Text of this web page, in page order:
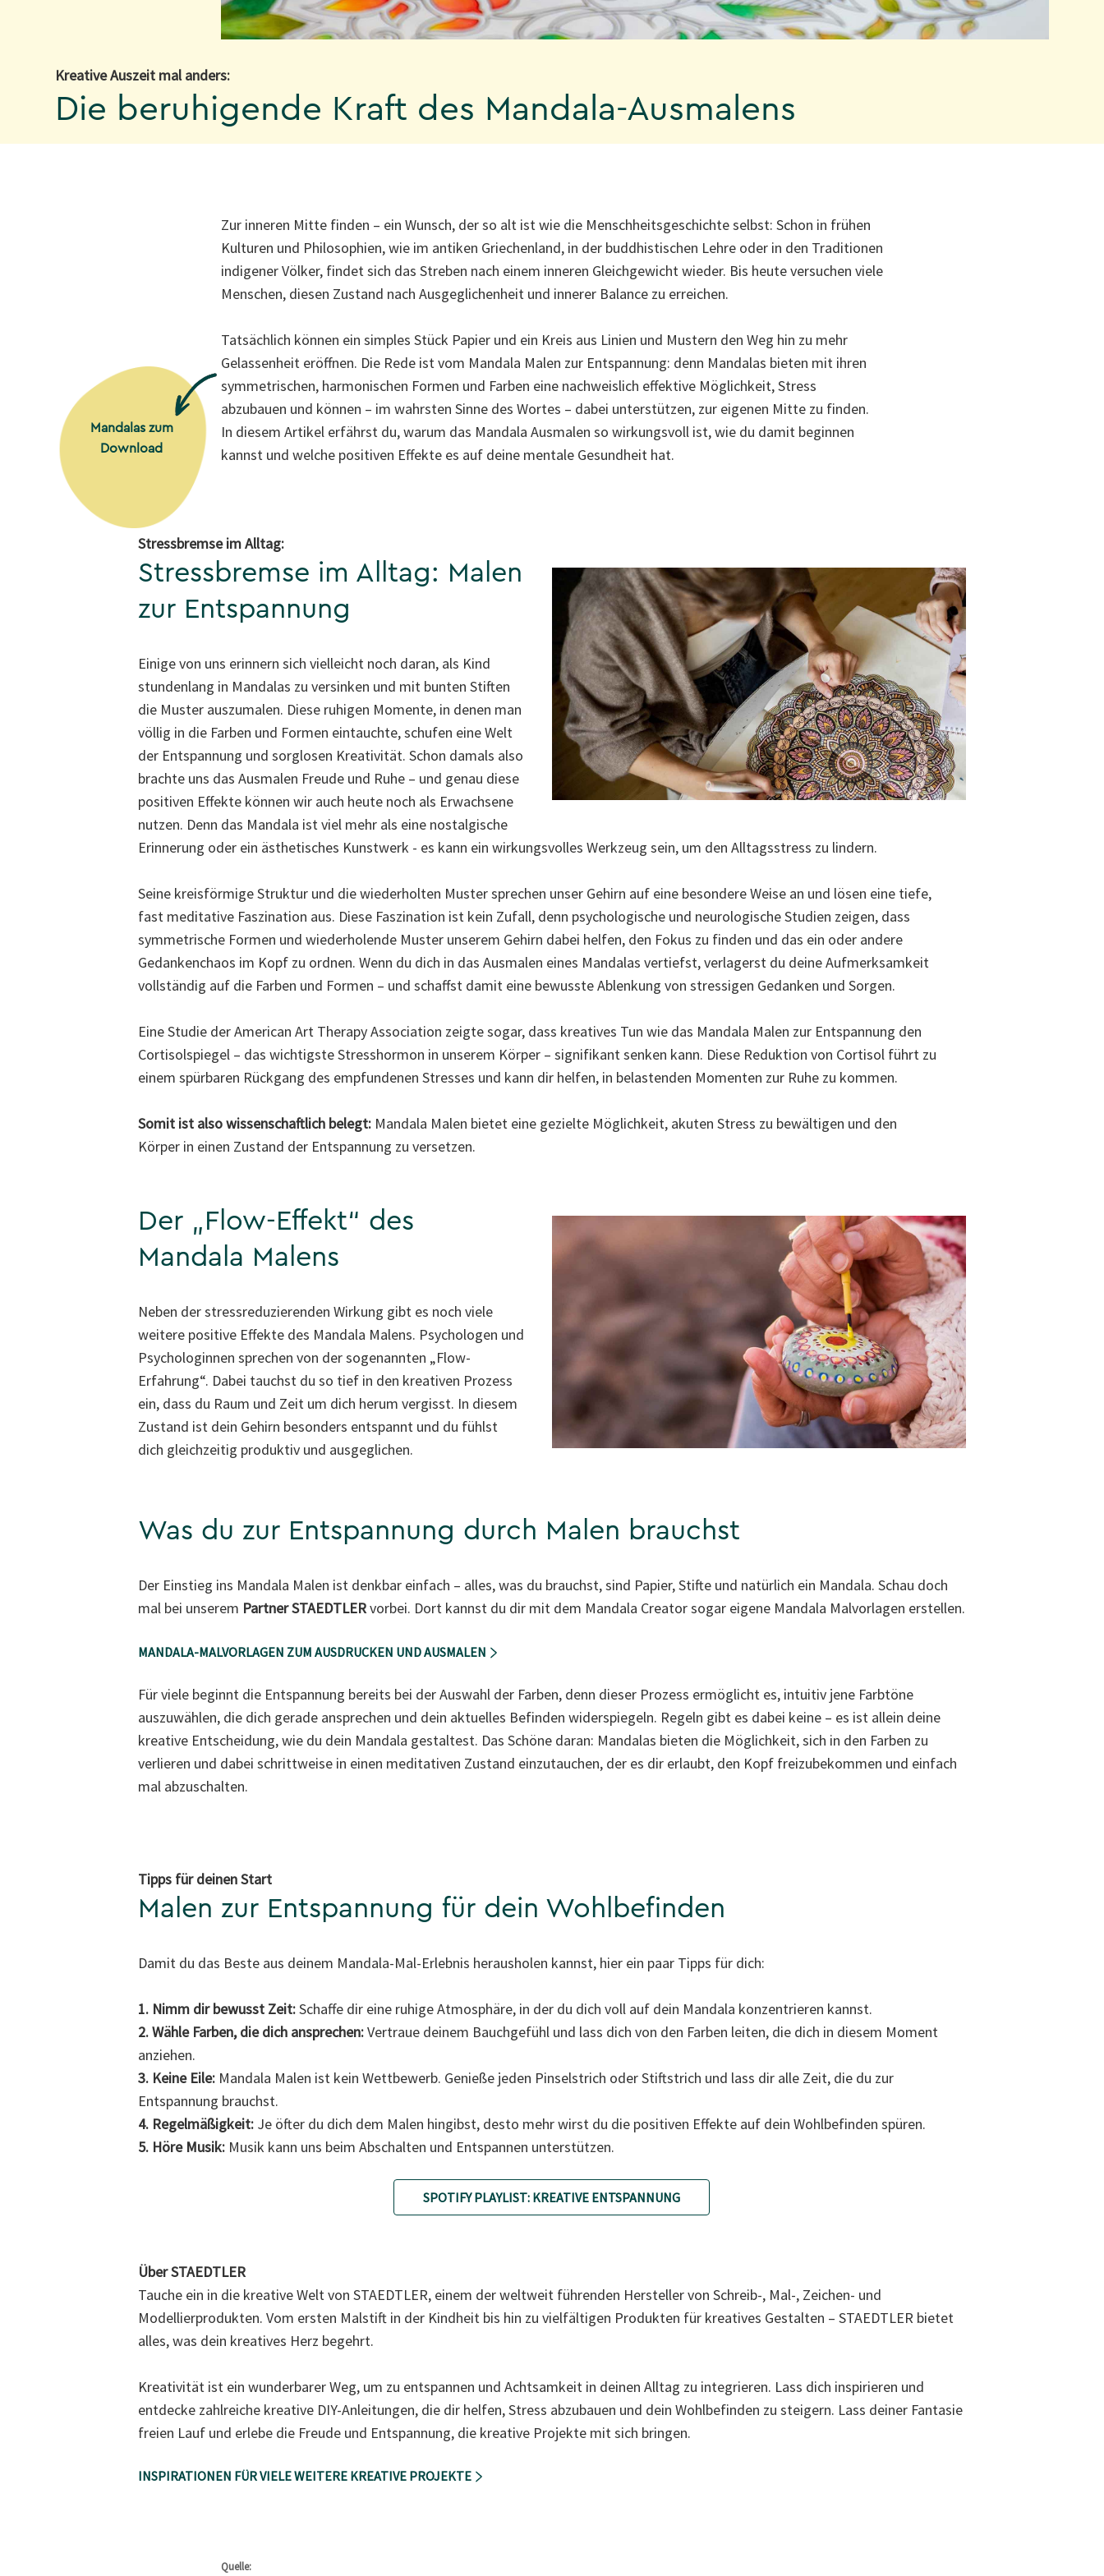
Kreative Auszeit mal anders:
Die beruhigende Kraft des Mandala-Ausmalens
Zur inneren Mitte finden – ein Wunsch, der so alt ist wie die Menschheitsgeschichte selbst: Schon in frühen
Kulturen und Philosophien, wie im antiken Griechenland, in der buddhistischen Lehre oder in den Traditionen
indigener Völker, findet sich das Streben nach einem inneren Gleichgewicht wieder. Bis heute versuchen viele
Menschen, diesen Zustand nach Ausgeglichenheit und innerer Balance zu erreichen.
Tatsächlich können ein simples Stück Papier und ein Kreis aus Linien und Mustern den Weg hin zu mehr
Gelassenheit eröffnen. Die Rede ist vom Mandala Malen zur Entspannung: denn Mandalas bieten mit ihren
symmetrischen, harmonischen Formen und Farben eine nachweislich effektive Möglichkeit, Stress
abzubauen und können – im wahrsten Sinne des Wortes – dabei unterstützen, zur eigenen Mitte zu finden.
In diesem Artikel erfährst du, warum das Mandala Ausmalen so wirkungsvoll ist, wie du damit beginnen
kannst und welche positiven Effekte es auf deine mentale Gesundheit hat.
Mandalas zum
Download
Stressbremse im Alltag:
Stressbremse im Alltag: Malen
zur Entspannung
Einige von uns erinnern sich vielleicht noch daran, als Kind
stundenlang in Mandalas zu versinken und mit bunten Stiften
die Muster auszumalen. Diese ruhigen Momente, in denen man
völlig in die Farben und Formen eintauchte, schufen eine Welt
der Entspannung und sorglosen Kreativität. Schon damals also
brachte uns das Ausmalen Freude und Ruhe – und genau diese
positiven Effekte können wir auch heute noch als Erwachsene
nutzen. Denn das Mandala ist viel mehr als eine nostalgische
Erinnerung oder ein ästhetisches Kunstwerk - es kann ein wirkungsvolles Werkzeug sein, um den Alltagsstress zu lindern.
Seine kreisförmige Struktur und die wiederholten Muster sprechen unser Gehirn auf eine besondere Weise an und lösen eine tiefe,
fast meditative Faszination aus. Diese Faszination ist kein Zufall, denn psychologische und neurologische Studien zeigen, dass
symmetrische Formen und wiederholende Muster unserem Gehirn dabei helfen, den Fokus zu finden und das ein oder andere
Gedankenchaos im Kopf zu ordnen. Wenn du dich in das Ausmalen eines Mandalas vertiefst, verlagerst du deine Aufmerksamkeit
vollständig auf die Farben und Formen – und schaffst damit eine bewusste Ablenkung von stressigen Gedanken und Sorgen.
Eine Studie der American Art Therapy Association zeigte sogar, dass kreatives Tun wie das Mandala Malen zur Entspannung den
Cortisolspiegel – das wichtigste Stresshormon in unserem Körper – signifikant senken kann. Diese Reduktion von Cortisol führt zu
einem spürbaren Rückgang des empfundenen Stresses und kann dir helfen, in belastenden Momenten zur Ruhe zu kommen.
Somit ist also wissenschaftlich belegt:Mandala Malen bietet eine gezielte Möglichkeit, akuten Stress zu bewältigen und den
Körper in einen Zustand der Entspannung zu versetzen.
Der „Flow-Effekt“ des
Mandala Malens
Neben der stressreduzierenden Wirkung gibt es noch viele
weitere positive Effekte des Mandala Malens. Psychologen und
Psychologinnen sprechen von der sogenannten „Flow-
Erfahrung“. Dabei tauchst du so tief in den kreativen Prozess
ein, dass du Raum und Zeit um dich herum vergisst. In diesem
Zustand ist dein Gehirn besonders entspannt und du fühlst
dich gleichzeitig produktiv und ausgeglichen.
Was du zur Entspannung durch Malen brauchst
Der Einstieg ins Mandala Malen ist denkbar einfach – alles, was du brauchst, sind Papier, Stifte und natürlich ein Mandala. Schau doch
mal bei unserem Partner STAEDTLERvorbei. Dort kannst du dir mit dem Mandala Creator sogar eigene Mandala Malvorlagen erstellen.
MANDALA-MALVORLAGEN ZUM AUSDRUCKEN UND AUSMALEN
Für viele beginnt die Entspannung bereits bei der Auswahl der Farben, denn dieser Prozess ermöglicht es, intuitiv jene Farbtöne
auszuwählen, die dich gerade ansprechen und dein aktuelles Befinden widerspiegeln. Regeln gibt es dabei keine – es ist allein deine
kreative Entscheidung, wie du dein Mandala gestaltest. Das Schöne daran: Mandalas bieten die Möglichkeit, sich in den Farben zu
verlieren und dabei schrittweise in einen meditativen Zustand einzutauchen, der es dir erlaubt, den Kopf freizubekommen und einfach
mal abzuschalten.
Tipps für deinen Start
Malen zur Entspannung für dein Wohlbefinden
Damit du das Beste aus deinem Mandala-Mal-Erlebnis herausholen kannst, hier ein paar Tipps für dich:
1. Nimm dir bewusst Zeit:Schaffe dir eine ruhige Atmosphäre, in der du dich voll auf dein Mandala konzentrieren kannst.
2. Wähle Farben, die dich ansprechen:Vertraue deinem Bauchgefühl und lass dich von den Farben leiten, die dich in diesem Moment
anziehen.
3. Keine Eile:Mandala Malen ist kein Wettbewerb. Genieße jeden Pinselstrich oder Stiftstrich und lass dir alle Zeit, die du zur
Entspannung brauchst.
4. Regelmäßigkeit: Je öfter du dich dem Malen hingibst, desto mehr wirst du die positiven Effekte auf dein Wohlbefinden spüren.
5. Höre Musik:Musik kann uns beim Abschalten und Entspannen unterstützen.
SPOTIFY PLAYLIST: KREATIVE ENTSPANNUNG
Über STAEDTLER
Tauche ein in die kreative Welt von STAEDTLER, einem der weltweit führenden Hersteller von Schreib-, Mal-, Zeichen- und
Modellierprodukten. Vom ersten Malstift in der Kindheit bis hin zu vielfältigen Produkten für kreatives Gestalten – STAEDTLER bietet
alles, was dein kreatives Herz begehrt.
Kreativität ist ein wunderbarer Weg, um zu entspannen und Achtsamkeit in deinen Alltag zu integrieren. Lass dich inspirieren und
entdecke zahlreiche kreative DIY-Anleitungen, die dir helfen, Stress abzubauen und dein Wohlbefinden zu steigern. Lass deiner Fantasie
freien Lauf und erlebe die Freude und Entspannung, die kreative Projekte mit sich bringen.
INSPIRATIONEN FÜR VIELE WEITERE KREATIVE PROJEKTE
Quelle: